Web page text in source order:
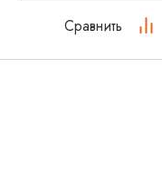
Сравнить